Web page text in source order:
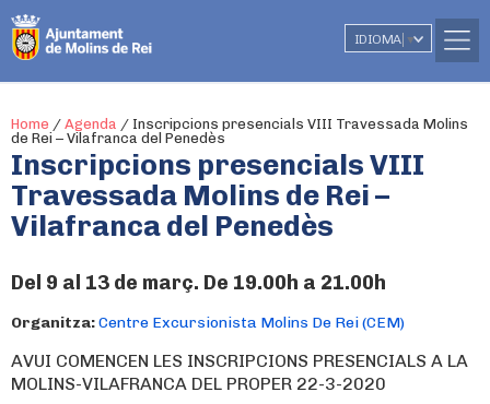
IDIOMA ▼
Home / Agenda / Inscripcions presencials VIII Travessada Molins
de Rei – Vilafranca del Penedès
Inscripcions presencials VIII
Travessada Molins de Rei –
Vilafranca del Penedès
Del 9 al 13 de març. De 19.00h a 21.00h
Organitza:Centre Excursionista Molins De Rei (CEM)
AVUI COMENCEN LES INSCRIPCIONS PRESENCIALS A LA
MOLINS-VILAFRANCA DEL PROPER 22-3-2020